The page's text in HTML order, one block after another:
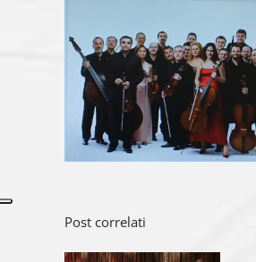
Post correlati